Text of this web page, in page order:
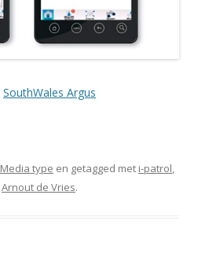
SouthWales Argus
Media type en getagged met i-patrol,
Arnout de Vries.